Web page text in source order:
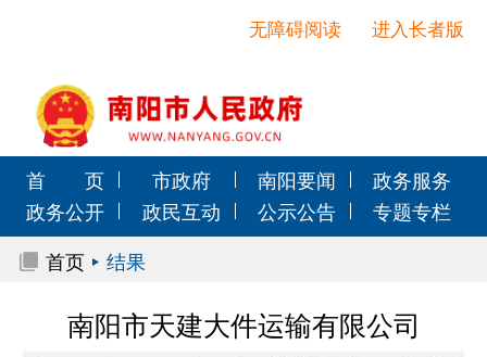
进入长者版
无障碍阅读
首 页 市政府 南阳要闻
政务服务
政务公开
政民互动 公示公告
专题专栏
首页
结果
南阳市天建大件运输有限公司